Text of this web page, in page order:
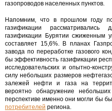
газопроводов населенных пунктов.
Напомним, что в прошлом году
газификации
газификации Бурятии сжиженным
составляет 15,6%. В планах
завода по переработке газового
бы эффективность газификации
исследовательских и опытно-
силу небольших размеров
залежей нефти и газа на
вероятно обнаружение
перспективе именно они могли бы
потребителей региона.